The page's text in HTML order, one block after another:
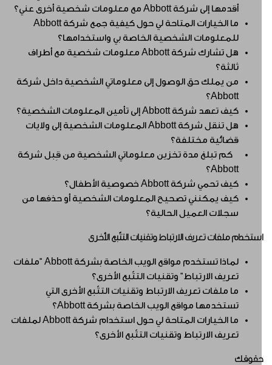
أقدمها إلى شركة Abbott مع معلومات شخصية أخرى عني؟
ما الخيارات المتاحة لي حول كيفية جمع شركة Abbott
للمعلومات الشخصية الخاصة بي واستخدامها؟
هل تشارك شركة Abbott معلومات شخصية مع أطراف
ثالثة؟
من يملك حق الوصول إلى معلوماتي الشخصية داخل شركة
Abbott؟
كيف تعهد شركة Abbott إلى تأمين المعلومات الشخصية؟
هل تنقل شركة Abbott المعلومات الشخصية إلى ولايات
قضائية مختلفة؟
كم تبلغ مدة تخزين معلوماتي الشخصية من قِبل شركة
Abbott؟
كيف تحمي شركة Abbott خصوصية الأطفال؟
كيف يمكنني تصحيح المعلومات الشخصية أو حذفها من
سجلات العميل الحالية؟
ملفات تعريف الارتباط وتقنيات التتّبع الأخرى
لماذا تستخدم مواقع الويب الخاصة بشركة Abbott "ملفات
تعريف الارتباط" وتقنيات التتّبع الأخرى؟
ما ملفات تعريف الارتباط وتقنيات التتّبع الأخرى التي
تستخدمها مواقع الويب الخاصة بشركة Abbott؟
ما الخيارات المتاحة لي حول استخدام شركة Abbott لملفات
تعريف الارتباط وتقنيات التتّبع الأخرى؟